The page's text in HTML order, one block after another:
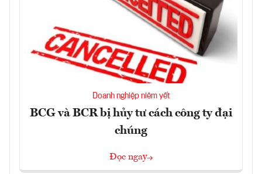
Doanh nghiệp niêm yết
BCG và BCR bị hủy tư cách công ty đại
chúng
Đọc ngay